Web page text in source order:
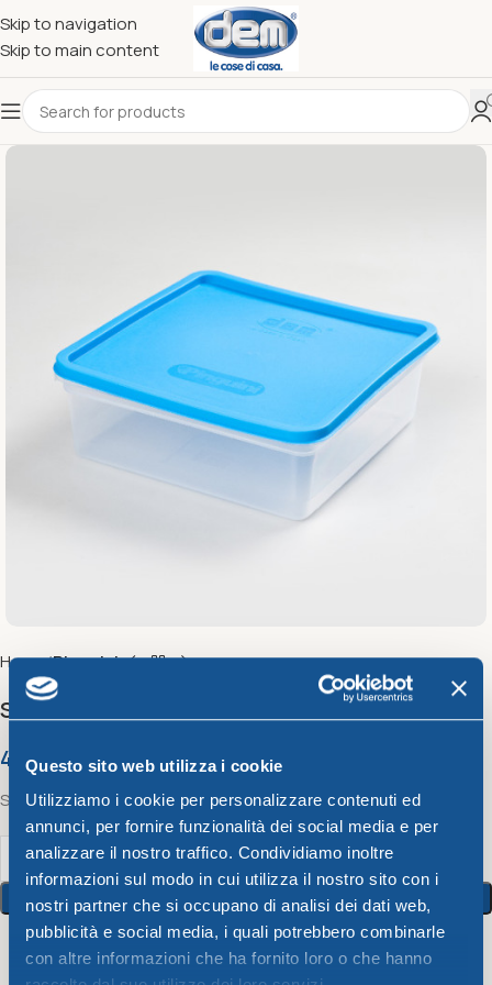
Questo sito web utilizza i cookie
Utilizziamo i cookie per personalizzare contenuti ed
annunci, per fornire funzionalità dei social media e per
analizzare il nostro traffico. Condividiamo inoltre
informazioni sul modo in cui utilizza il nostro sito con i
nostri partner che si occupano di analisi dei dati web,
pubblicità e social media, i quali potrebbero combinarle
con altre informazioni che ha fornito loro o che hanno
Skip to navigation
Skip to main content
Home Pinguini
SQUARE CONTAINER CC. 2500
4,68€
Square container Cc. 2500
Add To Cart
11 People watching this product now!